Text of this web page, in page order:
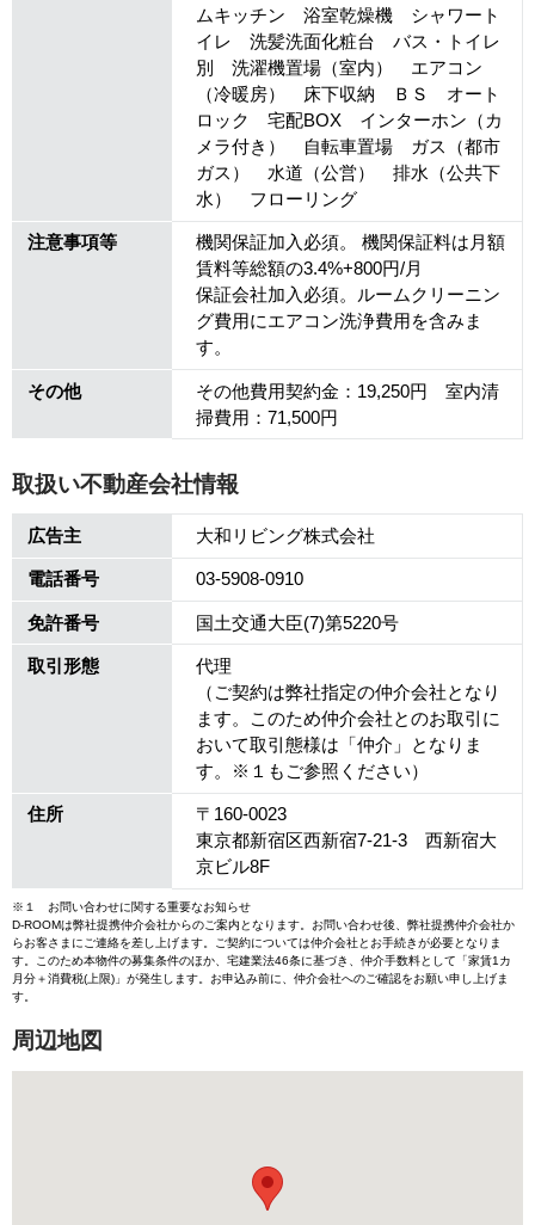
ムキッチン 浴室乾燥機 シャワート
イレ 洗髪洗面化粧台 バス・トイレ
別 洗濯機置場（室内） エアコン
（冷暖房） 床下収納 ＢＳ オート
ロック 宅配BOX インターホン（カ
メラ付き） 自転車置場 ガス（都市
ガス） 水道（公営） 排水（公共下
水） フローリング
注意事項等
機関保証加入必須。 機関保証料は月額
賃料等総額の3.4%+800円/月
保証会社加入必須。ルームクリーニン
グ費用にエアコン洗浄費用を含みま
す。
その他
その他費用契約金：19,250円 室内清
掃費用：71,500円
取扱い不動産会社情報
広告主 大和リビング株式会社
電話番号 03-5908-0910
免許番号 国土交通大臣(7)第5220号
取引形態
代理
（ご契約は弊社指定の仲介会社となり
ます。このため仲介会社とのお取引に
おいて取引態様は「仲介」となりま
す。※１もご参照ください）
住所
〒160-0023
東京都新宿区西新宿7-21-3 西新宿大
京ビル8F
※１ お問い合わせに関する重要なお知らせ
D-ROOMは弊社提携仲介会社からのご案内となります。お問い合わせ後、弊社提携仲介会社か
らお客さまにご連絡を差し上げます。ご契約については仲介会社とお手続きが必要となりま
す。このため本物件の募集条件のほか、宅建業法46条に基づき、仲介手数料として「家賃1カ
月分＋消費税(上限)」が発生します。お申込み前に、仲介会社へのご確認をお願い申し上げま
す。
周辺地図